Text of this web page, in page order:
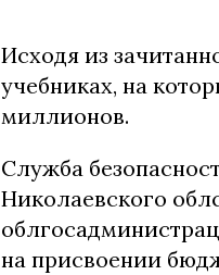
Исходя из
учебниках, на
миллионов.
Служба
Николаевского
на присвоении